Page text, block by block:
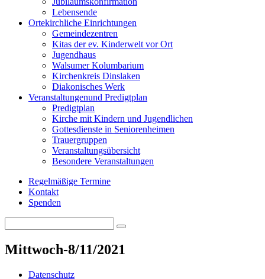
Lebensende
Ortekirchliche Einrichtungen
Gemeindezentren
Kitas der ev. Kinderwelt vor Ort
Jugendhaus
Walsumer Kolumbarium
Kirchenkreis Dinslaken
Diakonisches Werk
Veranstaltungenund Predigtplan
Predigtplan
Kirche mit Kindern und Jugendlichen
Gottesdienste in Seniorenheimen
Trauergruppen
Veranstaltungsübersicht
Besondere Veranstaltungen
Regelmäßige Termine
Kontakt
Spenden
for:
Search
Mittwoch-8/11/2021
Datenschutz